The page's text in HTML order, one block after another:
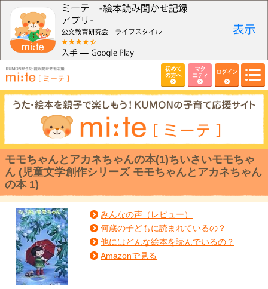
初めて
の方へ
マタ
ニティ
ログイン
モモちゃんとアカネちゃんの本(1)ちいさいモモちゃ
ん (児童文学創作シリーズ モモちゃんとアカネちゃん
の本 1)
みんなの声（レビュー）
何歳の子どもに読まれているの？
他にはどんな絵本を読んでいるの？
Amazonで見る